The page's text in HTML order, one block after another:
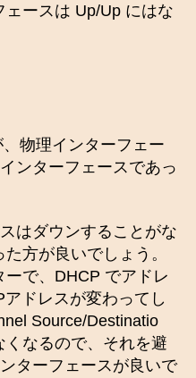
ェースは Up/Up にはな
物理インターフェー
ンターフェースであっ
はダウンすることがな
方が良いでしょう。
で、DHCP でアドレ
ドレスが変わってし
Source/Destinatio
なるので、それを避
ターフェースが良いで